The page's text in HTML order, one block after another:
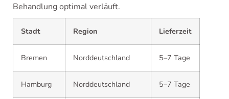
Behandlung optimal verläuft.
Stadt Region Lieferzeit
Bremen Norddeutschland 5–7 Tage
Hamburg Norddeutschland 5–7 Tage